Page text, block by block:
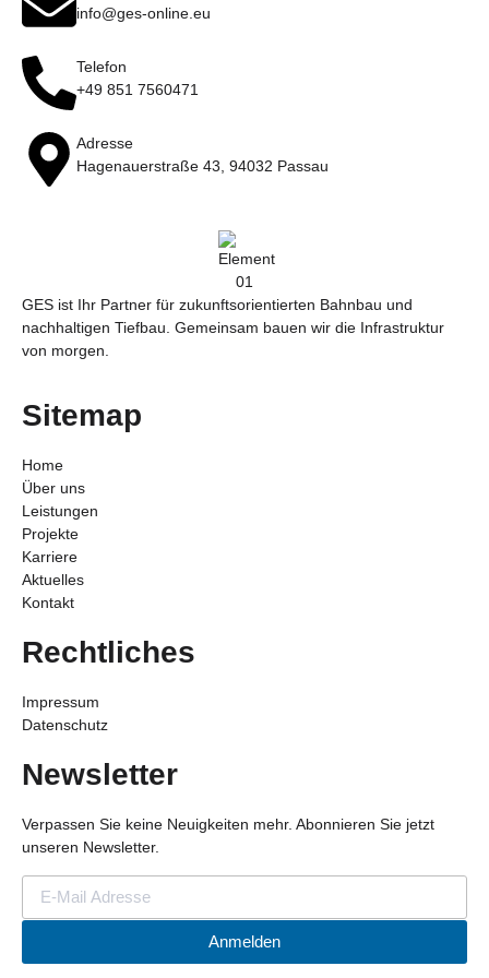
info@ges-online.eu
Telefon
+49 851 7560471
Adresse
Hagenauerstraße 43, 94032 Passau
GES ist Ihr Partner für zukunftsorientierten Bahnbau und
nachhaltigen Tiefbau. Gemeinsam bauen wir die Infrastruktur
von morgen.
Sitemap
Home
Über uns
Leistungen
Projekte
Karriere
Aktuelles
Kontakt
Rechtliches
Impressum
Datenschutz
Newsletter
Verpassen Sie keine Neuigkeiten mehr. Abonnieren Sie jetzt
unseren Newsletter.
Anmelden